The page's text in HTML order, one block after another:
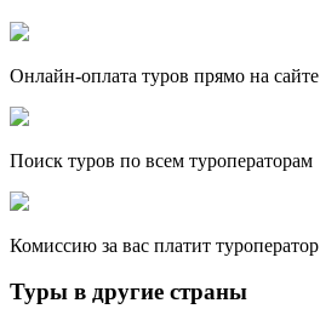
Онлайн-оплата туров прямо на сайте
Поиск туров по всем туроператорам
Комиссию за вас платит туроператор
Туры в другие страны